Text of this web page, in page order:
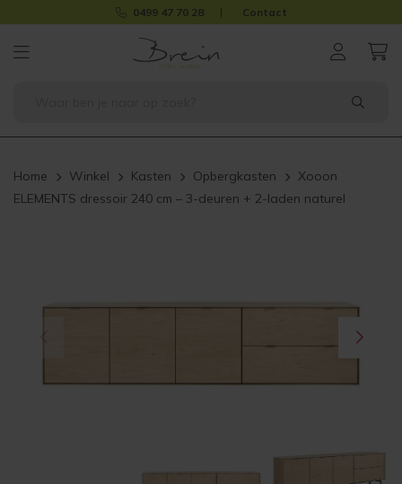
0499 47 70 28 Contact
Home Winkel Kasten Opbergkasten
Xooon
ELEMENTS dressoir 240 cm – 3-deuren + 2-laden naturel